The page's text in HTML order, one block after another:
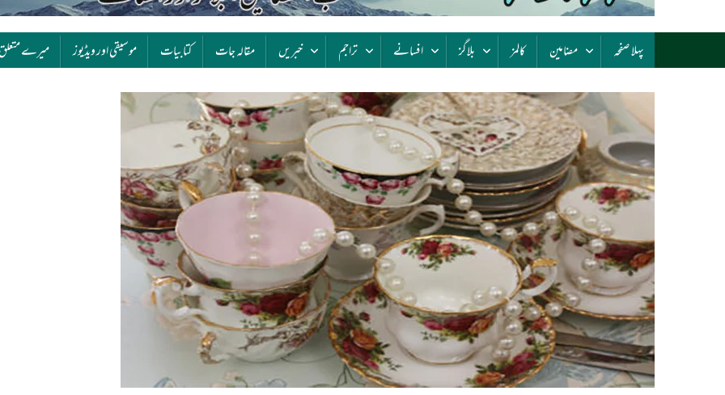
پہلا صفحہ مضامین کالمز بلاگز افسانے تراجم خبریں مقالہ جات کتابیات موسیقی اور ویڈیوز میرے